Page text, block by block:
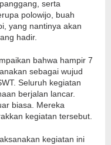
serta
polowijo, buah
yang nantinya akan
hadir.
bahwa hampir 7
sebagai wujud
Seluruh kegiatan
berjalan lancar.
biasa. Mereka
kegiatan tersebut.
kegiatan ini